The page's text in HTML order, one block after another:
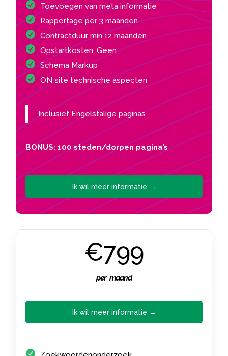
Toevoegen van meta informatie
Rapportage per 3 maanden
Contractduur min 12 maanden
Opstartkosten: Geen
Schema Markup
ON site technische aspecten
Inclusief Engelstalige paginas
BONUS: 100 steden/dorpen pagina’s
Ik wil meer informatie →
€799
per maand
Ik wil meer informatie →